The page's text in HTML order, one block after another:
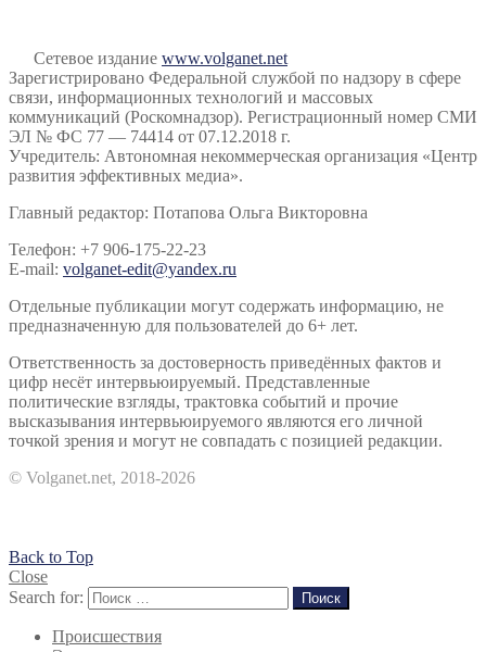
Сетевое издание www.volganet.net
Зарегистрировано Федеральной службой по надзору в сфере
связи, информационных технологий и массовых
коммуникаций (Роскомнадзор). Регистрационный номер СМИ
ЭЛ № ФС 77 — 74414 от 07.12.2018 г.
Учредитель: Автономная некоммерческая организация «Центр
развития эффективных медиа».
Главный редактор: Потапова Ольга Викторовна
Телефон: +7 906-175-22-23
E-mail: volganet-edit@yandex.ru
Отдельные публикации могут содержать информацию, не
предназначенную для пользователей до 6+ лет.
Ответственность за достоверность приведённых фактов и
цифр несёт интервьюируемый. Представленные
политические взгляды, трактовка событий и прочие
высказывания интервьюируемого являются его личной
точкой зрения и могут не совпадать с позицией редакции.
© Volganet.net, 2018-2026
Back to Top
Close
Search for:
Поиск
Происшествия